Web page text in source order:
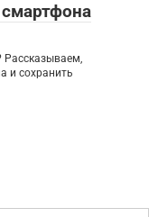
Рассказываем,
и сохранить